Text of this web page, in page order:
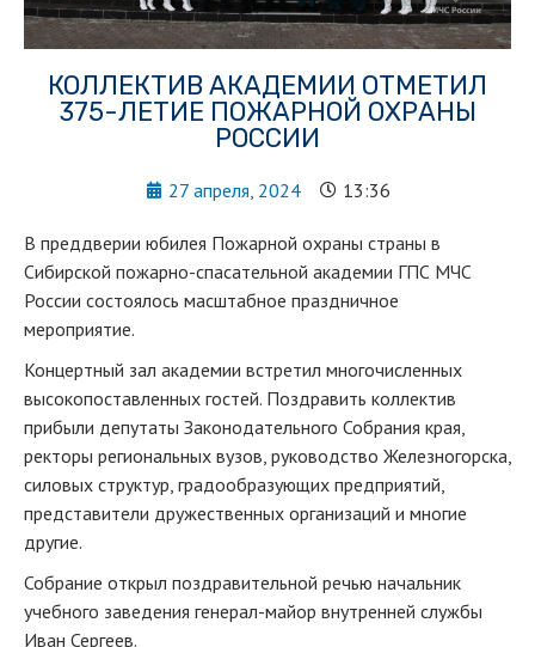
КОЛЛЕКТИВ АКАДЕМИИ ОТМЕТИЛ
375-ЛЕТИЕ ПОЖАРНОЙ ОХРАНЫ
РОССИИ
27 апреля, 2024 13:36
В преддверии юбилея Пожарной охраны страны в
Сибирской пожарно-спасательной академии ГПС МЧС
России состоялось масштабное праздничное
мероприятие.
Концертный зал академии встретил многочисленных
высокопоставленных гостей. Поздравить коллектив
прибыли депутаты Законодательного Собрания края,
ректоры региональных вузов, руководство Железногорска,
силовых структур, градообразующих предприятий,
представители дружественных организаций и многие
другие.
Собрание открыл поздравительной речью начальник
учебного заведения генерал-майор внутренней службы
Иван Сергеев.